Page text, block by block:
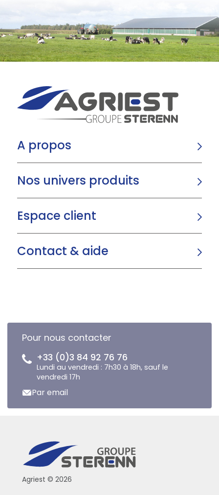
A propos
Nos univers produits
Espace client
Contact & aide
Pour nous contacter
+33 (0)3 84 92 76 76
Lundi au vendredi : 7h30 à 18h, sauf le
vendredi 17h
Par email
Agriest © 2026